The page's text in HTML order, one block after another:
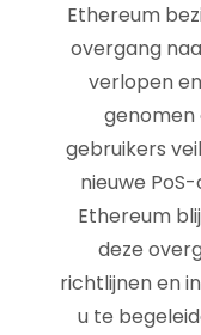
Ethereum
overgang
verlopen
gebruikers
nieuwe
Ethereum
deze
richtlijnen en
u te